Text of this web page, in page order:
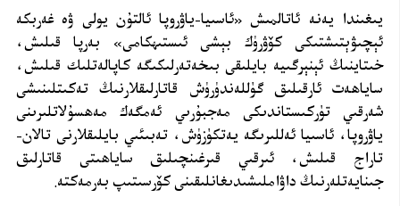
يىغىندا يەنە ئاتالمىش «ئاسىيا-ياۋروپا ئالتۇن يولى ۋە غەربكە
ئېچىۋېتىشتىكى كۆۋرۈك بېشى ئىستىھكامى» بەرپا قىلىش،
خىتاينىڭ ئېنېرگىيە بايلىقى بىخەتەرلىكىگە كاپالەتلىك قىلىش،
ساياھەت ئارقىلىق گۈللەندۈرۈش قاتارلىقلارنىڭ تەكىتلىنىشى
شەرقىي تۈركىستاندىكى مەجبۇرىي ئەمگەك مەھسۇلاتلىرىنى
ياۋروپا، ئاسىيا ئەللىرىگە يەتكۈزۈش، تەبىئىي بايلىقلارنى تالان-
تاراج قىلىش، ئىرقىي قىرغىنچىلىق ساياھىتى قاتارلىق
جىنايەتلەرنىڭ داۋاملىشىدىغانلىقىنى كۆرسىتىپ بەرمەكتە.